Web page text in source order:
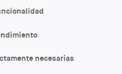
necesarias